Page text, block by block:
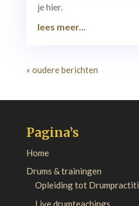
je hier.
lees meer...
« oudere berichten
Pagina’s
Home
Drums & trainingen
Opleiding tot
Live drumteachings